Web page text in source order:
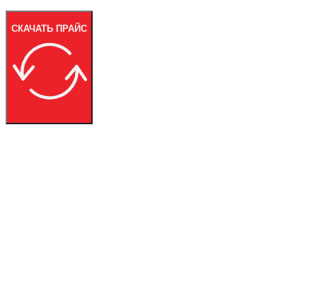
СКАЧАТЬ ПРАЙС